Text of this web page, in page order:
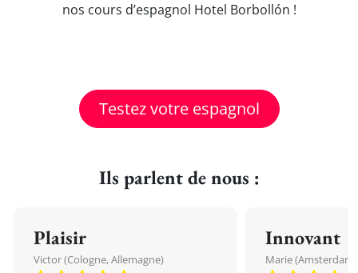
nos cours d’espagnol Hotel Borbollón !
Testez votre espagnol
Ils parlent de nous :
Plaisir
Victor (Cologne, Allemagne)
Innovant
Marie (Amsterdam,